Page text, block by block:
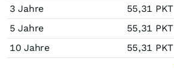
3 Jahre
55,31 PKT
5 Jahre
55,31 PKT
10 Jahre
55,31 PKT